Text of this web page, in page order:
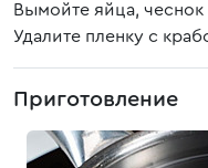
Вымойте яйца,
Удалите пленку с
Приготовление